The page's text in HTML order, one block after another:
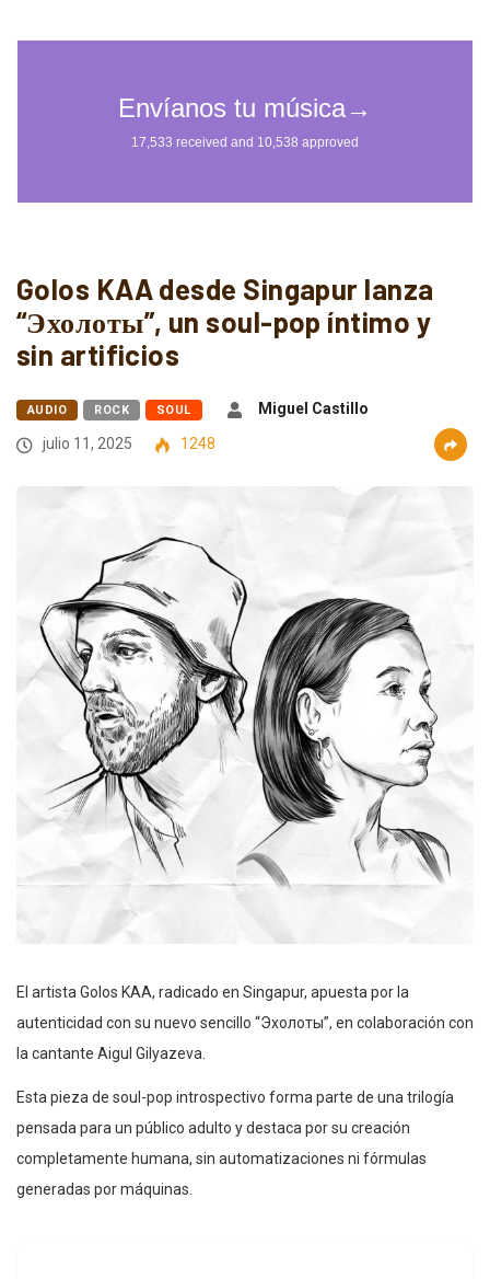
Golos KAA desde Singapur lanza
“Эхолоты”, un soul-pop íntimo y
sin artificios
AUDIO ROCK SOUL
Miguel Castillo
julio 11, 2025
1248
El artista Golos KAA, radicado en Singapur, apuesta por la
autenticidad con su nuevo sencillo “Эхолоты”, en colaboración con
la cantante Aigul Gilyazeva.
Esta pieza de soul-pop introspectivo forma parte de una trilogía
pensada para un público adulto y destaca por su creación
completamente humana, sin automatizaciones ni fórmulas
generadas por máquinas.